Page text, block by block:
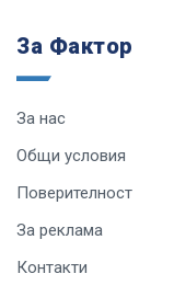
За Фактор
За нас
Общи условия
Поверителност
За реклама
Контакти